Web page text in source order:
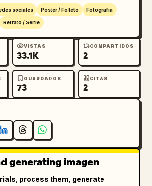
sociales Póster / Folleto Fotografía
Retrato / Selfie
VISTAS
33.1K
COMPARTIDOS
2
GUARDADOS
73
CITAS
2
generating imagen
process them, generate